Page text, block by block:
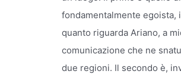
fondamentalmente
quanto riguarda Ariano, a
comunicazione che ne
due regioni. Il secondo è,